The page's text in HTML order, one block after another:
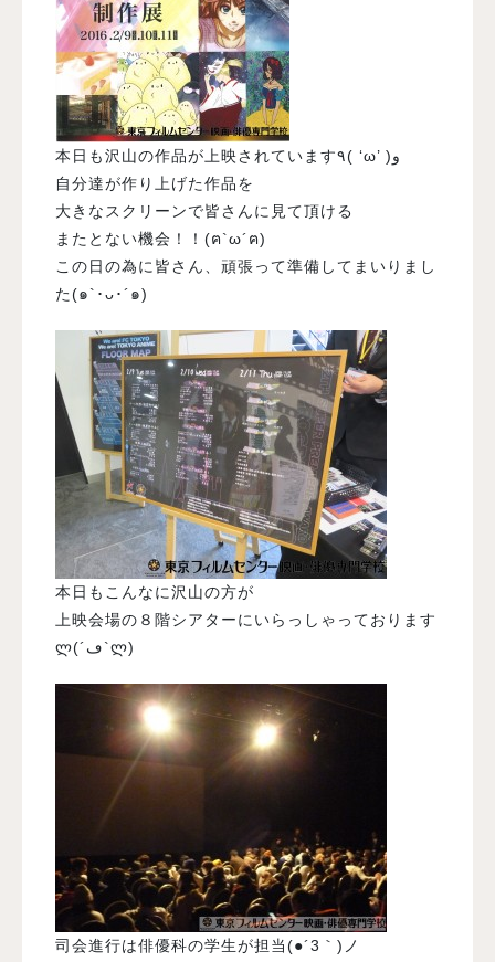
本日も沢山の作品が上映されています٩( ‘ω’ )و
自分達が作り上げた作品を
大きなスクリーンで皆さんに見て頂ける
またとない機会！！(ฅ`ω´ฅ)
この日の為に皆さん、頑張って準備してまいりまし
た(๑`･ᴗ･´๑)
本日もこんなに沢山の方が
上映会場の８階シアターにいらっしゃっております
ლ(´ڡ`ლ)
司会進行は俳優科の学生が担当(●´3｀)ノ